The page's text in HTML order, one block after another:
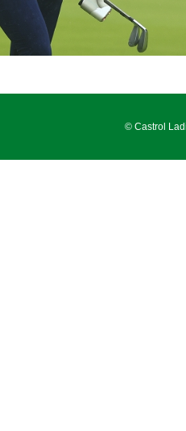
© Castrol